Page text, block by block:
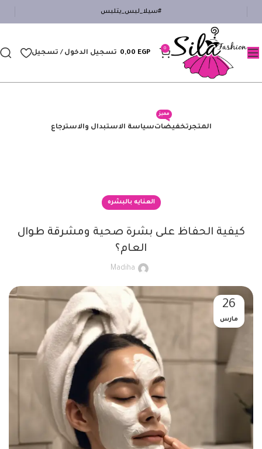
#سيلا_لبس_يتلبس
0
0,00 EGP تسجيل الدخول / تسجيل
المتجرتخفيضات
مميز
سياسة الاستبدال والاسترجاع
العنايه بالبشره
كيفية الحفاظ على بشرة صحية ومشرقة طوال
العام؟
Madiha
26
مارس